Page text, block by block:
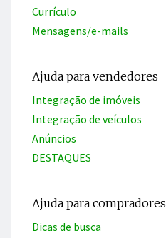
Currículo
Mensagens/e-mails
Ajuda para vendedores
Integração de imóveis
Integração de veículos
Anúncios
DESTAQUES
Ajuda para compradores
Dicas de busca